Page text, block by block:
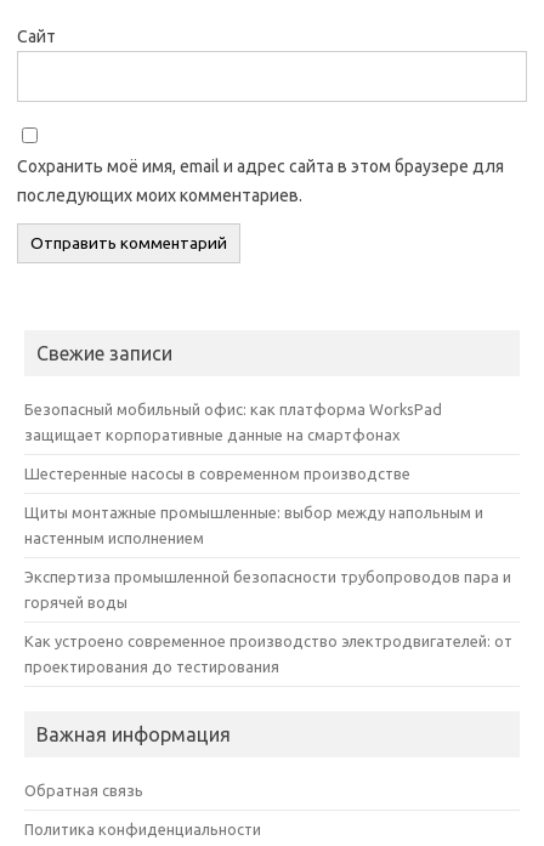
Сайт
Сохранить моё имя, email и адрес сайта в этом браузере для
последующих моих комментариев.
Свежие записи
Безопасный мобильный офис: как платформа WorksPad
защищает корпоративные данные на смартфонах
Шестеренные насосы в современном производстве
Щиты монтажные промышленные: выбор между напольным и
настенным исполнением
Экспертиза промышленной безопасности трубопроводов пара и
горячей воды
Как устроено современное производство электродвигателей: от
проектирования до тестирования
Важная информация
Обратная связь
Политика конфиденциальности